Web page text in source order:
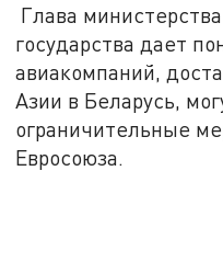
Глава
государства дает
авиакомпаний,
Азии в Беларусь,
ограничительные
Евросоюза.